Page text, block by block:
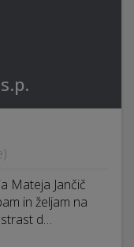
Mateja Jančič
in željam na
d…